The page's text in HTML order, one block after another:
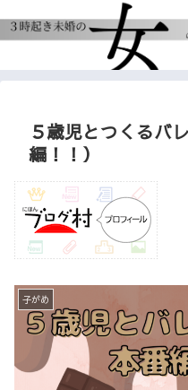
５歳児とつくるバ
編！！）
子がめ